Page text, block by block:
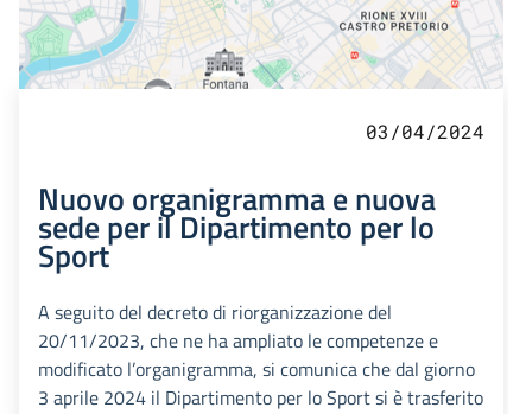
03/04/2024
Nuovo organigramma e nuova
sede per il Dipartimento per lo
Sport
A seguito del decreto di riorganizzazione del
20/11/2023, che ne ha ampliato le competenze e
modificato l’organigramma, si comunica che dal giorno
3 aprile 2024 il Dipartimento per lo Sport si è trasferito